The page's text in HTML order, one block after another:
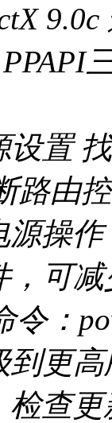
设置
路由
操
，可
：
到更
检查